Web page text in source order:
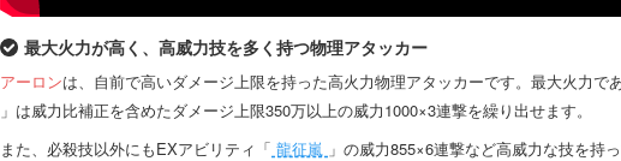
最大火力が高く、高威力技を多く持つ物理アタッカー
アーロンは、自前で高いダメージ上限を持った高火力物理アタッカーです。最大火力で
」は威力比補正を含めたダメージ上限350万以上の威力1000×3連撃を繰り出せます。
また、必殺技以外にもEXアビリティ「 龍征嵐 」の威力855×6連撃など高威力な技を持っ